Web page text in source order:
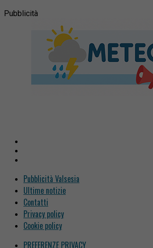
Pubblicità
Pubblicità Valsesia
Ultime notizie
Contatti
Privacy policy
Cookie policy
PREFERENZE PRIVACY